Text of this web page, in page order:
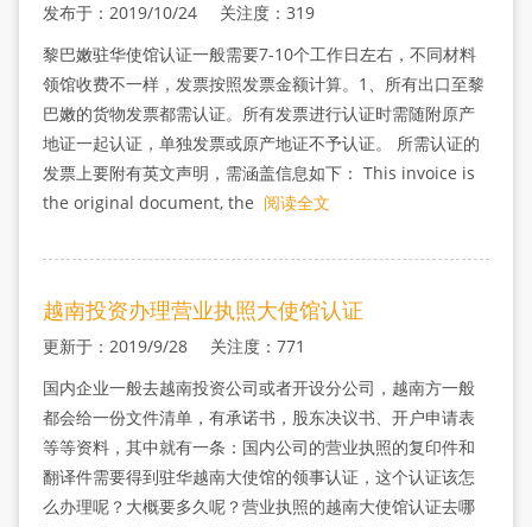
发布于：2019/10/24 关注度：319
黎巴嫩驻华使馆认证一般需要7-10个工作日左右，不同材料
领馆收费不一样，发票按照发票金额计算。1、所有出口至黎
巴嫩的货物发票都需认证。所有发票进行认证时需随附原产
地证一起认证，单独发票或原产地证不予认证。 所需认证的
发票上要附有英文声明，需涵盖信息如下： This invoice is
the original document, the 阅读全文
越南投资办理营业执照大使馆认证
更新于：2019/9/28 关注度：771
国内企业一般去越南投资公司或者开设分公司，越南方一般
都会给一份文件清单，有承诺书，股东决议书、开户申请表
等等资料，其中就有一条：国内公司的营业执照的复印件和
翻译件需要得到驻华越南大使馆的领事认证，这个认证该怎
么办理呢？大概要多久呢？营业执照的越南大使馆认证去哪